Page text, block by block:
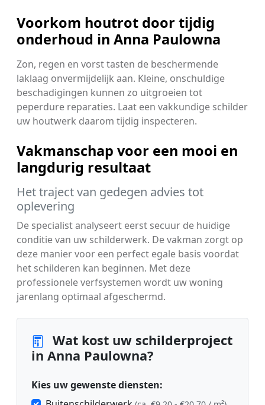
Voorkom houtrot door tijdig
onderhoud in Anna Paulowna
Zon, regen en vorst tasten de beschermende
laklaag onvermijdelijk aan. Kleine, onschuldige
beschadigingen kunnen zo uitgroeien tot
peperdure reparaties. Laat een vakkundige schilder
uw houtwerk daarom tijdig inspecteren.
Vakmanschap voor een mooi en
langdurig resultaat
Het traject van gedegen advies tot
oplevering
De specialist analyseert eerst secuur de huidige
conditie van uw schilderwerk. De vakman zorgt op
deze manier voor een perfect egale basis voordat
het schilderen kan beginnen. Met deze
professionele verfsystemen wordt uw woning
jarenlang optimaal afgeschermd.
Wat kost uw schilderproject
in Anna Paulowna?
Kies uw gewenste diensten: